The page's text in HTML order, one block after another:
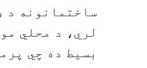
ساختمانونه د
لري، د محلي
بسیط ده چي